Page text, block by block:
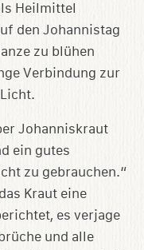
Heilmittel
den Johannistag
zu blühen
Verbindung zur
Johanniskraut
ein gutes
zu gebrauchen.“
Kraut eine
es verjage
und alle